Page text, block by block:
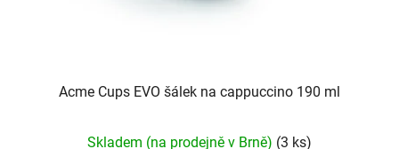
Acme Cups EVO šálek na cappuccino 190 ml
Skladem (na prodejně v Brně) (3 ks)